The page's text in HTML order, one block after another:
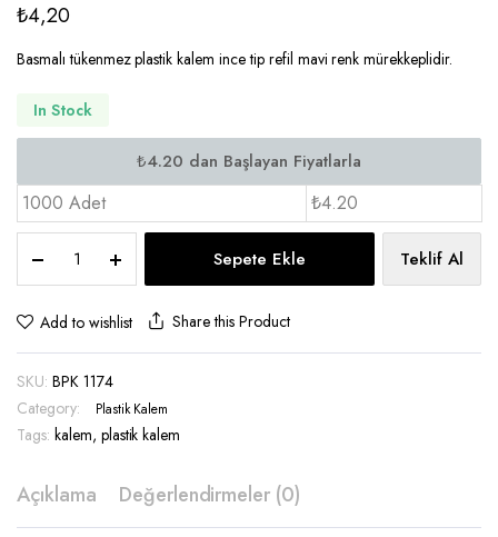
₺4,20
Basmalı tükenmez plastik kalem ince tip refil mavi renk mürekkeplidir.
In Stock
1000 Adet ₺4.20
Kalem
Twist
Çevirmeli
BPK
1174
quantity
Sepete Ekle Teklif Al
Add to wishlist Share this Product
SKU: BPK 1174
Category:
Plastik Kalem
Tags: kalem, plastik kalem
Açıklama Değerlendirmeler (0)